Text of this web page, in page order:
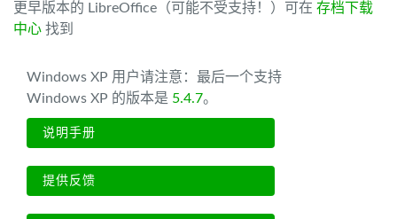
更早版本的 LibreOffice（可能不受支持！）可在 存档下载
中心 找到
Windows XP 用户请注意：最后一个支持
Windows XP 的版本是 5.4.7。
说明手册
提供反馈